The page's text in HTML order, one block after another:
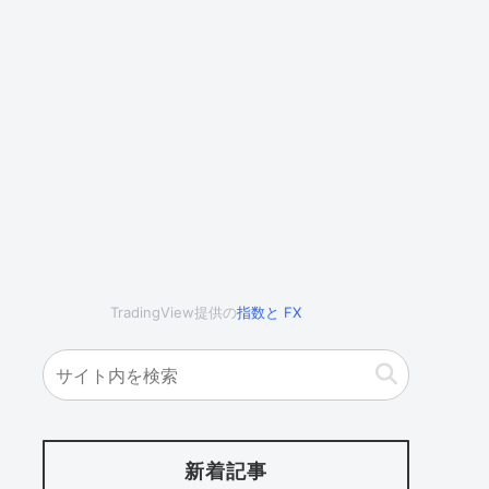
TradingView提供の指数と FX
新着記事